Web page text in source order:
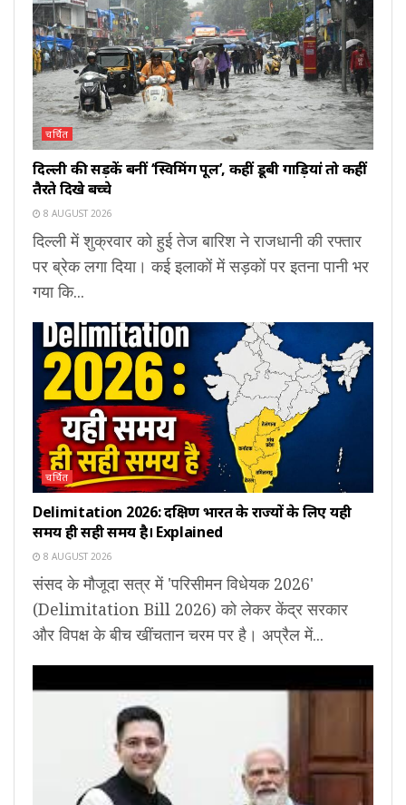
चर्चित
दिल्ली की सड़कें बनीं ‘स्विमिंग पूल’, कहीं डूबी गाड़ियां तो कहीं
तैरते दिखे बच्चे
8 AUGUST 2026
दिल्ली में शुक्रवार को हुई तेज बारिश ने राजधानी की रफ्तार
पर ब्रेक लगा दिया। कई इलाकों में सड़कों पर इतना पानी भर
गया कि...
चर्चित
Delimitation 2026: दक्षिण भारत के राज्यों के लिए यही
समय ही सही समय है। Explained
8 AUGUST 2026
संसद के मौजूदा सत्र में 'परिसीमन विधेयक 2026'
(Delimitation Bill 2026) को लेकर केंद्र सरकार
और विपक्ष के बीच खींचतान चरम पर है। अप्रैल में...